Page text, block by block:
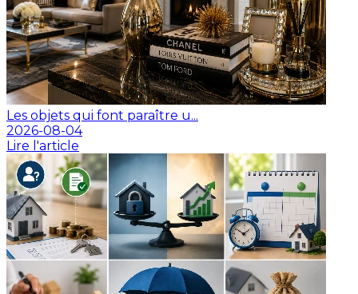
Les objets qui font paraître u...
2026-08-04
Lire l'article